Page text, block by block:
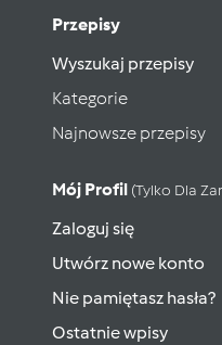
Przepisy
Wyszukaj przepisy
Kategorie
Najnowsze przepisy
Mój Profil (tylko Dla
Zaloguj się
Utwórz nowe konto
Nie pamiętasz hasła?
Ostatnie wpisy